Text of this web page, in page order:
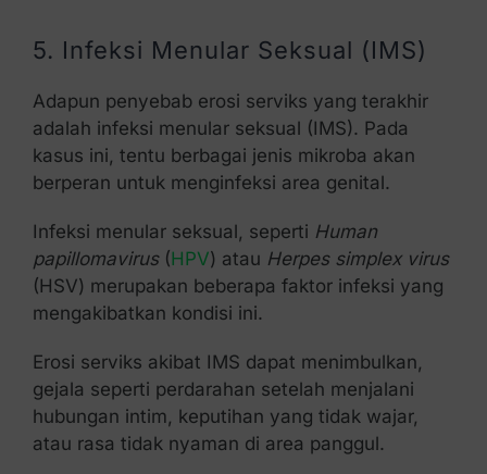
5. Infeksi Menular Seksual (IMS)
Adapun penyebab erosi serviks yang terakhir
adalah infeksi menular seksual (IMS). Pada
kasus ini, tentu berbagai jenis mikroba akan
berperan untuk menginfeksi area genital.
Infeksi menular seksual, seperti Human
papillomavirus(HPV) atau Herpes simplex virus
(HSV) merupakan beberapa faktor infeksi yang
mengakibatkan kondisi ini.
Erosi serviks akibat IMS dapat menimbulkan,
gejala seperti perdarahan setelah menjalani
hubungan intim, keputihan yang tidak wajar,
atau rasa tidak nyaman di area panggul.